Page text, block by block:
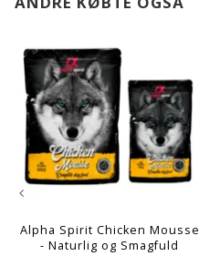
Alpha Spirit Chicken Mousse
- Naturlig og Smagfuld